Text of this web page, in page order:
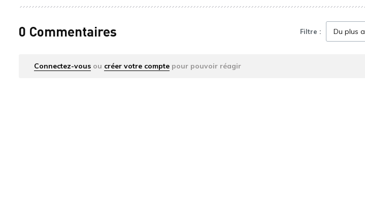
0 Commentaires Filtre :
Connectez-vous ou créer votre compte pour pouvoir réagir